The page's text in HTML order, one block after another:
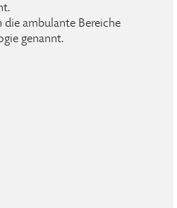
die ambulante Bereiche
genannt.